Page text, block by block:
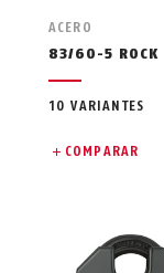
ACERO
83/60-5 ROCK
10 VARIANTES
COMPARAR